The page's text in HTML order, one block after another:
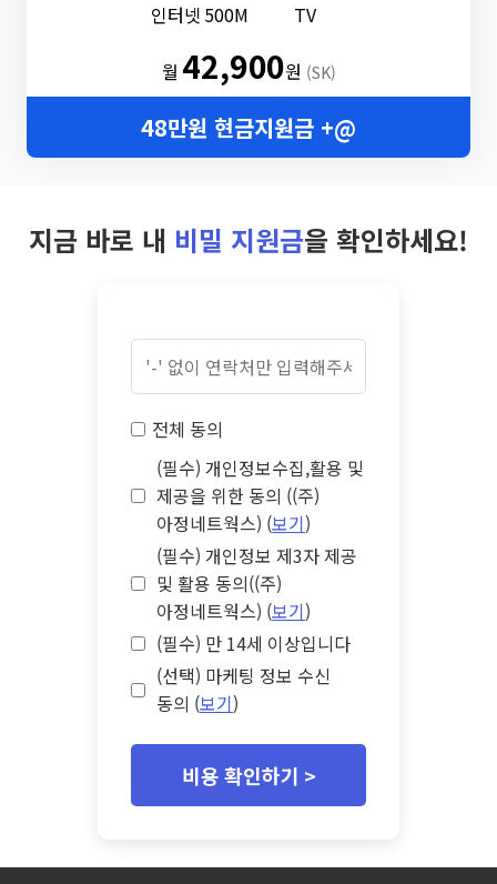
인터넷 500M TV
월 42,900원 (SK)
48만원 현금지원금 +@
지금 바로 내 비밀 지원금을 확인하세요!
전체 동의
(필수) 개인정보수집,활용 및
제공을 위한 동의 ((주)
아정네트웍스) (보기)
(필수) 개인정보 제3자 제공
및 활용 동의((주)
아정네트웍스) (보기)
(필수) 만 14세 이상입니다
(선택) 마케팅 정보 수신
동의 (보기)
비용 확인하기 >